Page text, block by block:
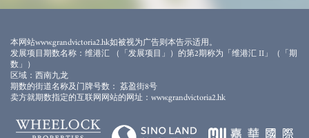
任何部分最后完成之外观或其景观，一切仅供参考。发展项目期数四周将会有其他建成
及/或未建成之建筑物及/或设施，且区内、周边环境、建筑物及设施会不时改变，卖方对
发展项目期数区内、周边环境、建筑物及设施并不作出不论明示或隐含之要约、陈述、
承诺或保证。相片内的装置、装修物料、设备、装饰物、植物、园景及其他物件等及其
展示之景观不一定会在发展项目期数或其附近环境出现，并不构成任何卖方就发展项目
期数、其周边环境、建筑物及设施不论明示或隐含之要约、承诺、陈述或保证。卖方亦
建议准买家到发展项目期数作实地考察，以对该发展项目期数、其周边地区环境及附近
本网站www.grandvictoria2.hk如被视为广告则本告示适用。
发展项目期数名称：维港汇 （「发展项目」）的第2期称为「维港汇 II」（「期
数」）
区域：西南九龙
期数的街道名称及门牌号数： 荔盈街8号
卖方就期数指定的互联网网站的网址：www.grandvictoria2.hk